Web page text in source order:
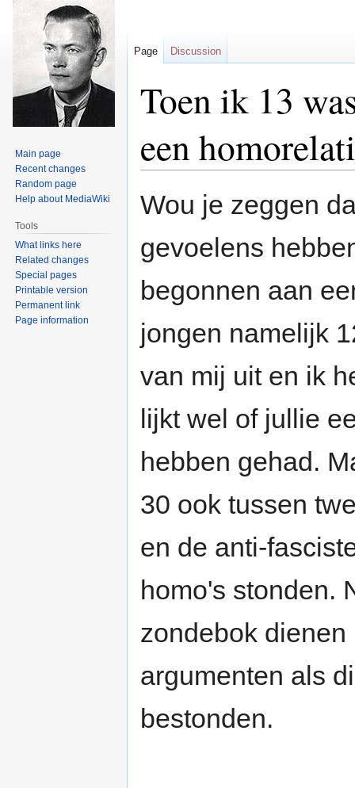
Toen ik 13
een
to
to
Wou je zeggen
gevoelens
begonnen aan
jongen namelijk
van mij uit en ik
lijkt wel of jullie
hebben gehad.
30 ook tussen
en de anti-
homo's stonden.
zondebok
argumenten als
bestonden.
Page Discussion
Main page
Recent changes
Random page
Help about MediaWiki
Tools
What links here
Related changes
Special pages
Printable version
Permanent link
Page information